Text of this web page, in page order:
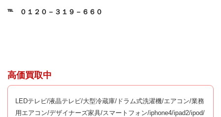
℡ ０１２０－３１９－６６０
高価買取中
LEDテレビ/液晶テレビ/大型冷蔵庫/ドラム式洗濯機/エアコン/業務
用エアコン/デザイナーズ家具/スマートフォン/iphone4/ipad2/ipod/